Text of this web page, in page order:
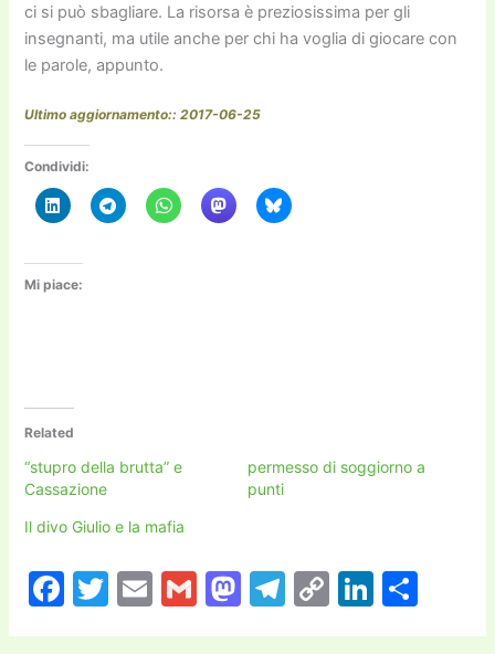
ci si può sbagliare. La risorsa è preziosissima per gli
insegnanti, ma utile anche per chi ha voglia di giocare con
le parole, appunto.
Ultimo aggiornamento:: 2017-06-25
Condividi:
Mi piace:
Related
“stupro della brutta” e
Cassazione
permesso di soggiorno a
punti
Il divo Giulio e la mafia
F
T
E
G
M T
C
Li